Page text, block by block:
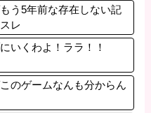
う5年前な存在しない記
レ
いくわよ！ララ！！
のゲームなんも分からん